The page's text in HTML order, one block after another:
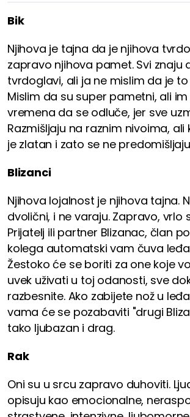
Bik
Njihova je tajna da je njihova
zapravo njihova pamet. Svi znaju
tvrdoglavi, ali ja ne mislim da je
Mislim da su super pametni, ali
vremena da se odluče, jer sve
Razmišljaju na raznim nivoima, ali
je zlatan i zato se ne
Blizanci
Njihova lojalnost je njihova tajna.
dvolični, i ne varaju. Zapravo, vrlo
Prijatelj ili partner Blizanac, član
kolega automatski vam čuva
Žestoko će se boriti za one koje
uvek uživati ​​u toj odanosti, sve
razbesnite. Ako zabijete nož u
vama će se pozabaviti "drugi
tako ljubazan i drag.
Rak
Oni su u srcu zapravo duhoviti.
opisuju kao emocionalne,